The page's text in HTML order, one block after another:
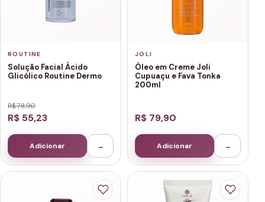
ROUTINE
Solução Facial Ácido
Glicólico Routine Dermo
R$ 78,90
R$ 55,23
Adicionar →
JOLI
Óleo em Creme Joli
Cupuaçu e Fava Tonka
200ml
R$ 79,90
Adicionar →